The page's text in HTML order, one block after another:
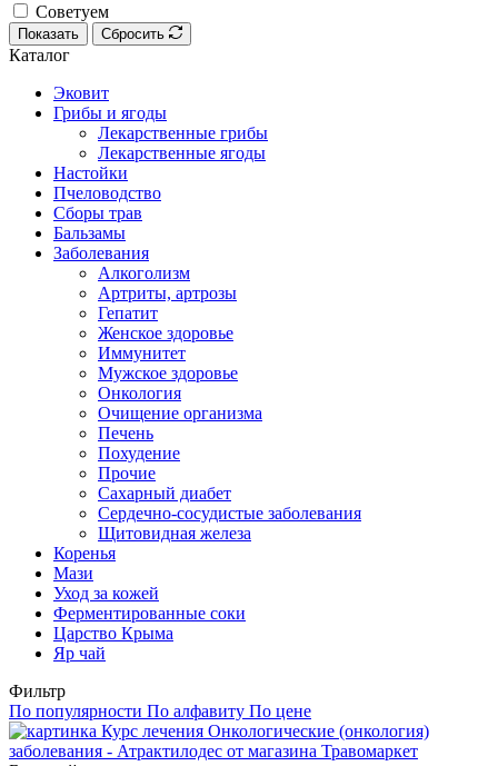
Советуем
Показать Сбросить
Каталог
Эковит
Грибы и ягоды
Лекарственные грибы
Лекарственные ягоды
Настойки
Пчеловодство
Сборы трав
Бальзамы
Заболевания
Алкоголизм
Артриты, артрозы
Гепатит
Женское здоровье
Иммунитет
Мужское здоровье
Онкология
Очищение организма
Печень
Похудение
Прочие
Сахарный диабет
Сердечно-сосудистые заболевания
Щитовидная железа
Коренья
Мази
Уход за кожей
Ферментированные соки
Царство Крыма
Яр чай
Фильтр
По популярности По алфавиту По цене